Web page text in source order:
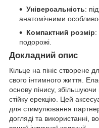
Універсальність:
анатомічними
Компактний розмір:
подорожі.
Докладний опис
Кільце на пініс створене
свого інтимного життя.
основу пінису,
стійку ерекцію. Цей
для стимулювання
догляді та використанні,